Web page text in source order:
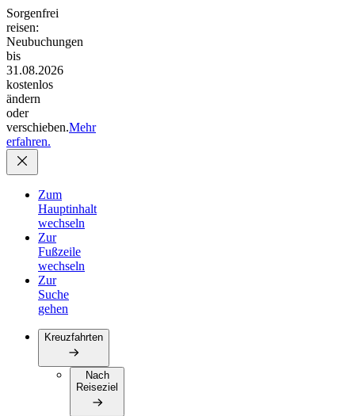
Sorgenfrei
reisen:
Neubuchungen
bis
31.08.2026
kostenlos
ändern
oder
verschieben.Mehr
erfahren.
Zum
Hauptinhalt
wechseln
Zur
Fußzeile
wechseln
Zur
Suche
gehen
Kreuzfahrten
Nach
Reiseziel